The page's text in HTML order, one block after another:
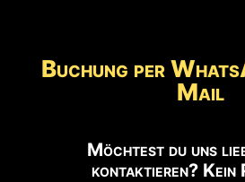
Buchung per
Mail
Möchtest du uns
kontaktieren? Kein